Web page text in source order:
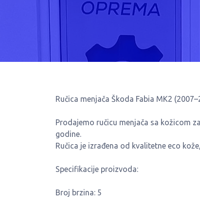
Ručica menjača Škoda Fabia MK2
Prodajemo ručicu menjača sa kožicom
godine.
Ručica je izrađena od kvalitetne eco
Specifikacije proizvoda:
Broj brzina: 5